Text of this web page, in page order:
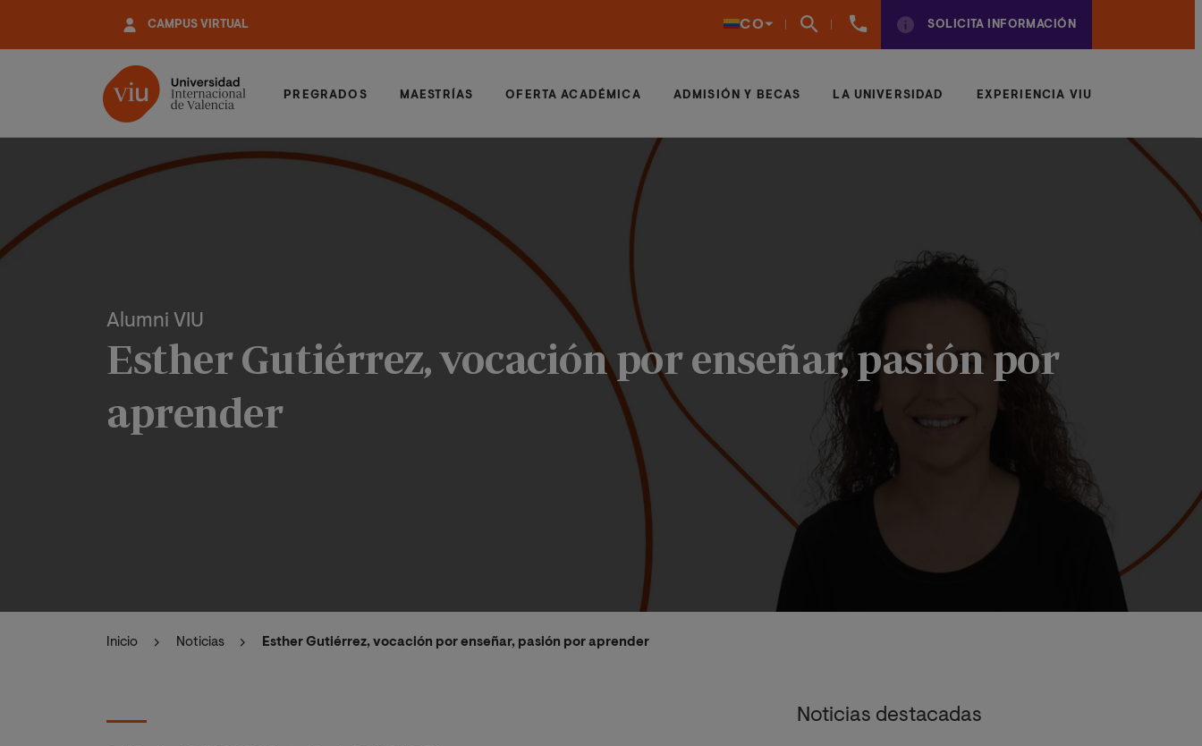
contenido
CAMPUS VIRTUAL CO
(+57)
SOLICITA INFORMACIÓN
PREGRADOS MAESTRÍAS OFERTA ACADÉMICA ADMISIÓN Y BECAS LA UNIVERSIDAD EXPERIENCIA VIU
Alumni VIU
Esther Gutiérrez, vocación por enseñar, pasión por
aprender
Inicio Noticias Esther Gutiérrez, vocación por enseñar, pasión por aprender
Noticias destacadas